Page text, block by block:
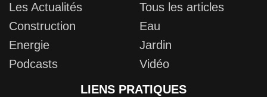
Les Actualités
Tous les articles
Construction
Eau
Energie
Jardin
Podcasts
Vidéo
LIENS PRATIQUES